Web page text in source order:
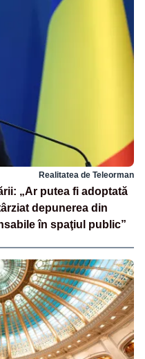
Realitatea de Teleorman
„Ar putea fi adoptată
depunerea din
în spaţiul public”